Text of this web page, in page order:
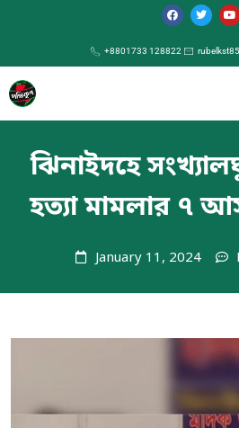
+8801733 128822
ঝিনাইদহে
হত্যা মামলার ৭
January 11, 2024